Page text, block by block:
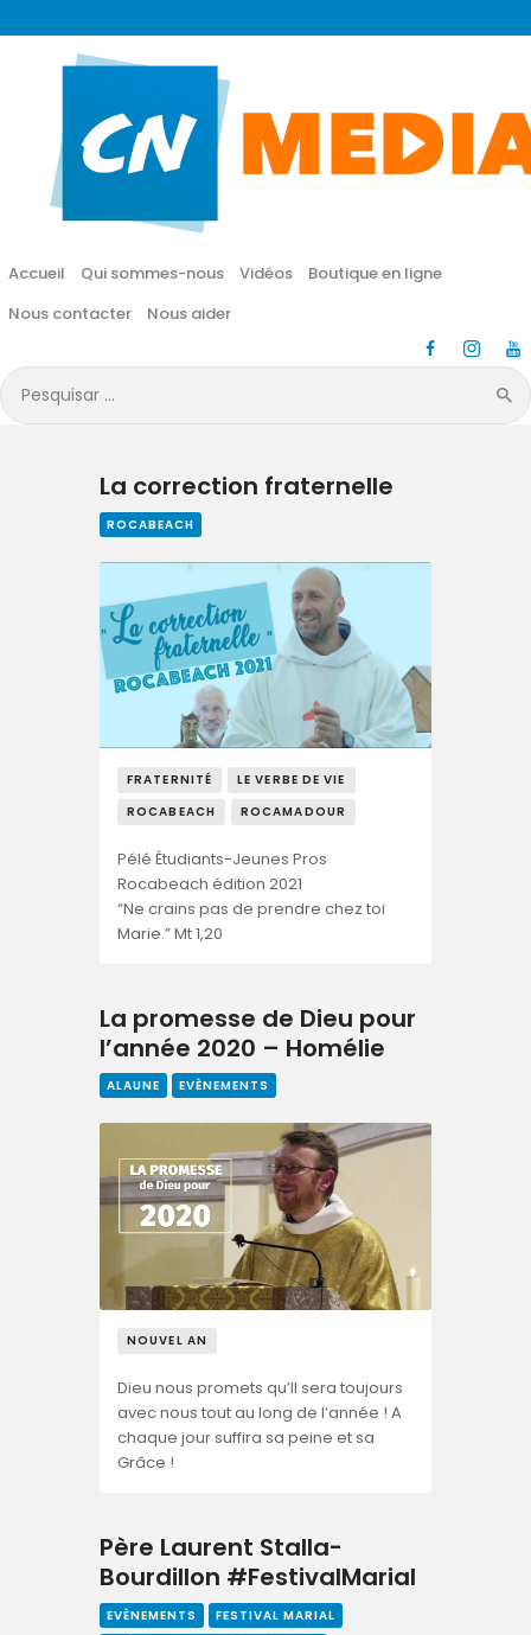
Accueil Qui sommes-nous Vidéos
Boutique en ligne
Nous contacter
Nous aider
Pesquisar
por:
CN MÉDIA
Une vie nouvelle en JESUS !
Accueil
Vidéos
Boutique en ligne
Nous aider
La correction fraternelle
ROCABEACH
FRATERNITÉ
LE VERBE DE VIE
ROCABEACH
ROCAMADOUR
Pélé Étudiants-Jeunes Pros
Rocabeach édition 2021
“Ne crains pas de prendre chez toi
Marie.” Mt 1,20
La promesse de Dieu pour
l’année 2020 – Homélie
ALAUNE EVÈNEMENTS
NOUVEL AN
Dieu nous promets qu’Il sera toujours
avec nous tout au long de l’année ! A
chaque jour suffira sa peine et sa
Grâce !
Père Laurent Stalla-
Bourdillon #FestivalMarial
EVÈNEMENTS
FESTIVAL MARIAL